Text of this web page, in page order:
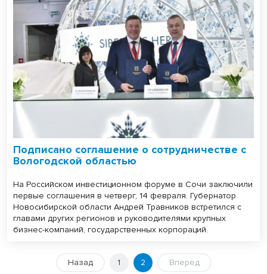
Подписано соглашение о сотрудничестве с
Вологодской областью
На Российском инвестиционном форуме в Сочи заключили
первые соглашения в четверг, 14 февраля. Губернатор
Новосибирской области Андрей Травников встретился с
главами других регионов и руководителями крупных
бизнес-компаний, государственных корпораций.
Назад 1 2 Вперед